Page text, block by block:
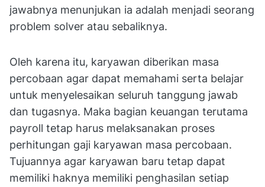
jawabnya menunjukan ia adalah menjadi seorang
problem solver atau sebaliknya.
Oleh karena itu, karyawan diberikan masa
percobaan agar dapat memahami serta belajar
untuk menyelesaikan seluruh tanggung jawab
dan tugasnya. Maka bagian keuangan terutama
payroll tetap harus melaksanakan proses
perhitungan gaji karyawan masa percobaan.
Tujuannya agar karyawan baru tetap dapat
memiliki haknya memiliki penghasilan setiap